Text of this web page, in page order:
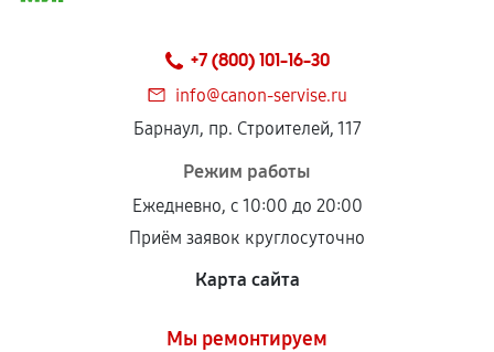
+7 (800) 101-16-30
info@canon-servise.ru
Барнаул, пр. Строителей, 117
Режим работы
Ежедневно, с 10:00 до 20:00
Приём заявок круглосуточно
Карта сайта
Мы ремонтируем